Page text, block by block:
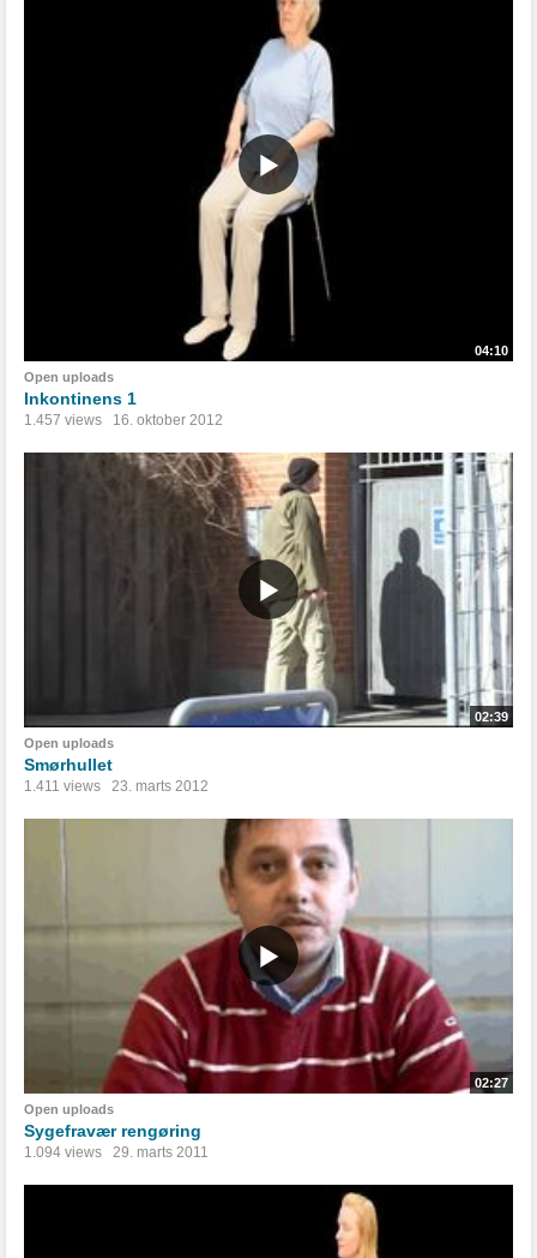
04:10
Open uploads
Inkontinens 1
1.457 views 16. oktober 2012
02:39
Open uploads
Smørhullet
1.411 views 23. marts 2012
02:27
Open uploads
Sygefravær rengøring
1.094 views 29. marts 2011